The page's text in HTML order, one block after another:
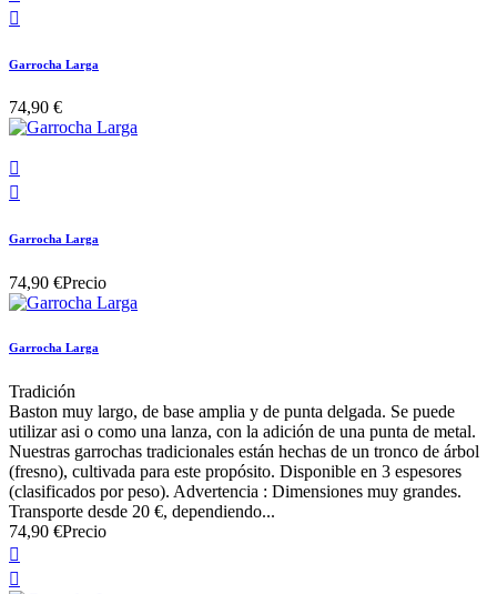

Garrocha Larga
74,90 €


Garrocha Larga
74,90 €Precio
Garrocha Larga
Tradición
Baston muy largo, de base amplia y de punta delgada. Se puede
utilizar asi o como una lanza, con la adición de una punta de metal.
Nuestras garrochas tradicionales están hechas de un tronco de árbol
(fresno), cultivada para este propósito. Disponible en 3 espesores
(clasificados por peso). Advertencia : Dimensiones muy grandes.
Transporte desde 20 €, dependiendo...
74,90 €Precio

